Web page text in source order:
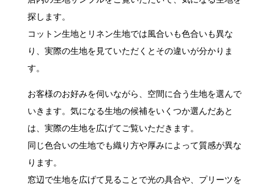
探します。
コットン生地とリネン生地では風合いも色合いも異な
り、実際の生地を見ていただくとその違いが分かりま
す。
お客様のお好みを伺いながら、空間に合う生地を選んで
いきます。気になる生地の候補をいくつか選んだあと
は、実際の生地を広げてご覧いただきます。
同じ色合いの生地でも織り方や厚みによって質感が異な
ります。
窓辺で生地を広げて見ることで光の具合や、プリーツを